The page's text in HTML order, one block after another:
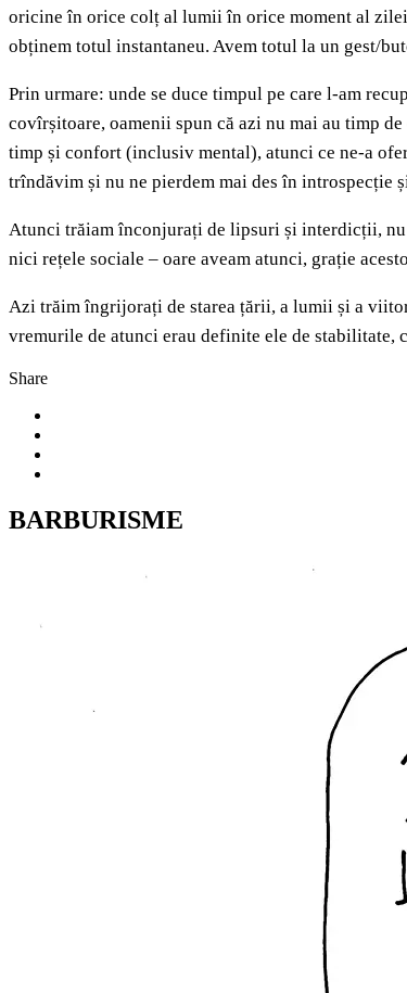
oricine în orice colț al lumii în orice moment al
obținem totul instantaneu. Avem totul la un gest/
Prin urmare: unde se duce timpul pe care l-am
covîrșitoare, oamenii spun că azi nu mai au timp
timp și confort (inclusiv mental), atunci ce ne-a
trîndăvim și nu ne pierdem mai des în introspecție
Atunci trăiam înconjurați de lipsuri și interdicții,
nici rețele sociale – oare aveam atunci, grație
Azi trăim îngrijorați de starea țării, a lumii și a
vremurile de atunci erau definite ele de stabilitate,
Share
BARBURISME